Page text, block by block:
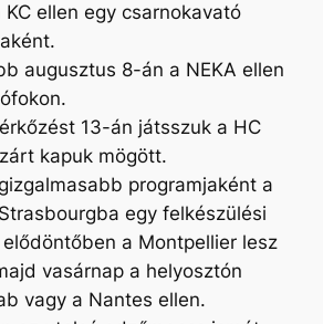
ellen egy csarnokavató
augusztus 8-án a NEKA ellen
13-án játsszuk a HC
kapuk mögött.
programjaként a
egy felkészülési
a Montpellier lesz
vasárnap a helyosztón
vagy a Nantes ellen.